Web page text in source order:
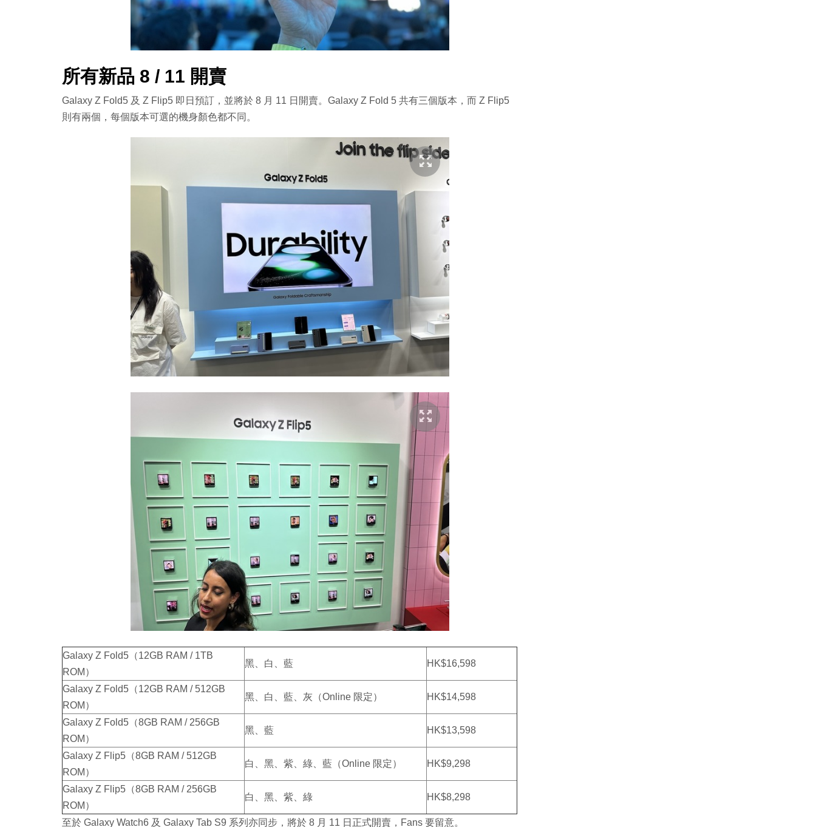
所有新品 8 / 11 開賣
Galaxy Z Fold5 及 Z Flip5 即日預訂，並將於 8 月 11 日開賣。Galaxy Z Fold 5 共有三個版本，而 Z Flip5
則有兩個，每個版本可選的機身顏色都不同。
Galaxy Z Fold5（12GB RAM / 1TB
ROM）
黑、白、藍 HK$16,598
Galaxy Z Fold5（12GB RAM / 512GB
ROM）
黑、白、藍、灰（Online 限定） HK$14,598
Galaxy Z Fold5（8GB RAM / 256GB
ROM）
黑、藍 HK$13,598
Galaxy Z Flip5（8GB RAM / 512GB
ROM）
白、黑、紫、綠、藍（Online 限定） HK$9,298
Galaxy Z Flip5（8GB RAM / 256GB
ROM）
白、黑、紫、綠 HK$8,298
至於 Galaxy Watch6 及 Galaxy Tab S9 系列亦同步，將於 8 月 11 日正式開賣，Fans 要留意。